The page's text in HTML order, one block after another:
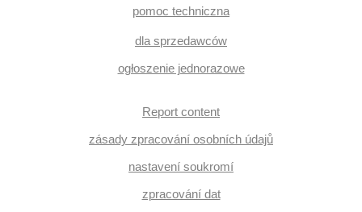
pomoc techniczna
dla sprzedawców
ogłoszenie jednorazowe
Report content
zásady zpracování osobních údajů
nastavení soukromí
zpracování dat